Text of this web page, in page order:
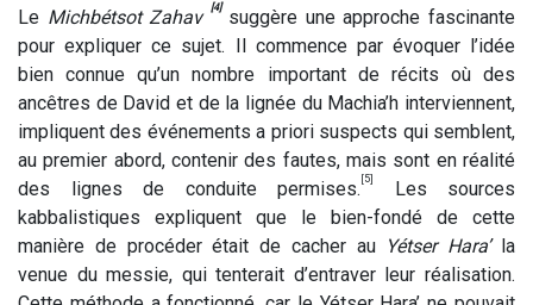
Le Michbétsot Zahav [4]
suggère une approche fascinante
pour expliquer ce sujet. Il commence par évoquer l’idée
bien connue qu’un nombre important de récits où des
ancêtres de David et de la lignée du Machia’h interviennent,
impliquent des événements a priori suspects qui semblent,
au premier abord, contenir des fautes, mais sont en réalité
des lignes de conduite permises. [5]
Les sources
kabbalistiques expliquent que le bien-fondé de cette
manière de procéder était de cacher au Yétser Hara’la
venue du messie, qui tenterait d’entraver leur réalisation.